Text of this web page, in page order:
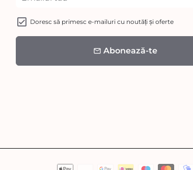
Doresc să primesc e-mailuri cu noutăți și oferte
email Abonează-te